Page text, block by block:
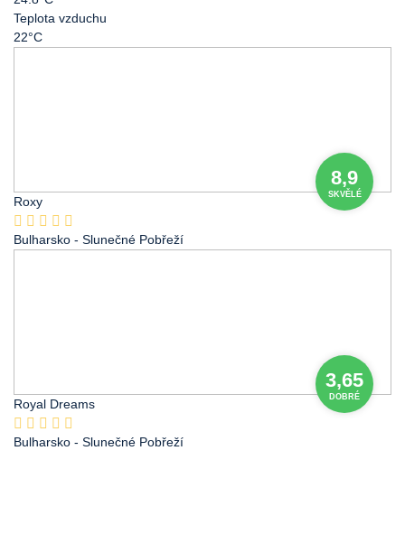
Teplota vzduchu
22°C
8,9
SKVĚLÉ
Roxy
Bulharsko - Slunečné Pobřeží
3,65
DOBRÉ
Royal Dreams
Bulharsko - Slunečné Pobřeží